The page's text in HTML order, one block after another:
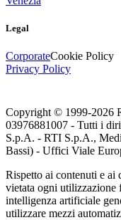
Legal
CorporateCookie Policy
Privacy Policy
Copyright © 1999-2026
03976881007 - Tutti i
S.p.A. - RTI S.p.A.,
Bassi) - Uffici Viale
Rispetto ai contenuti e ai
vietata ogni utilizzazione
intelligenza artificiale
utilizzare mezzi